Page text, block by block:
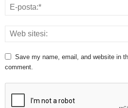
Save my name, email, and website in
comment.